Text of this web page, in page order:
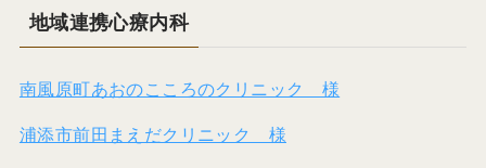
地域連携心療内科
南風原町あおのこころのクリニック 様
浦添市前田まえだクリニック 様